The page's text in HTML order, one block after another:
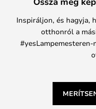
Inspiráljon, és hagyja,
otthonról a